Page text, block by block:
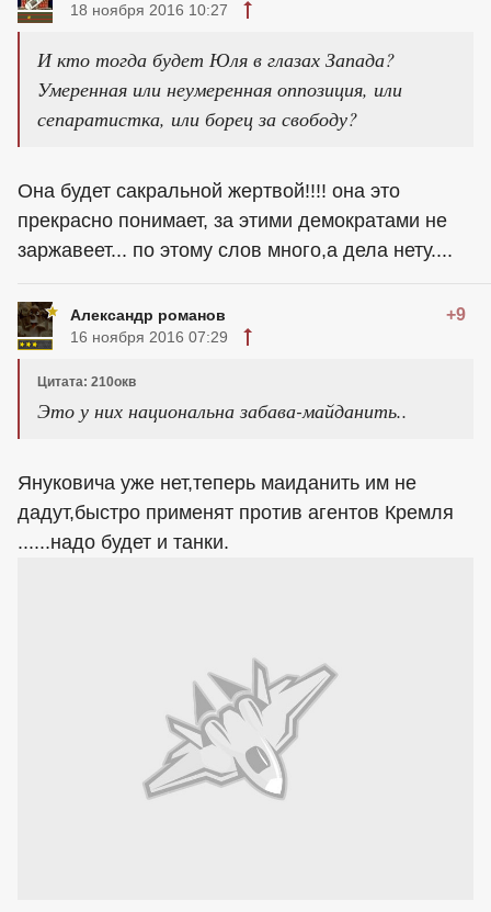
18 ноября 2016 10:27
И кто тогда будет Юля в глазах Запада?
Умеренная или неумеренная оппозиция, или
сепаратистка, или борец за свободу?
Она будет сакральной жертвой!!!! она это
прекрасно понимает, за этими демократами не
заржавеет... по этому слов много,а дела нету....
Александр романов +9
16 ноября 2016 07:29
Цитата: 210окв
Это у них национальна забава-майданить..
Януковича уже нет,теперь маиданить им не
дадут,быстро применят против агентов Кремля
......надо будет и танки.